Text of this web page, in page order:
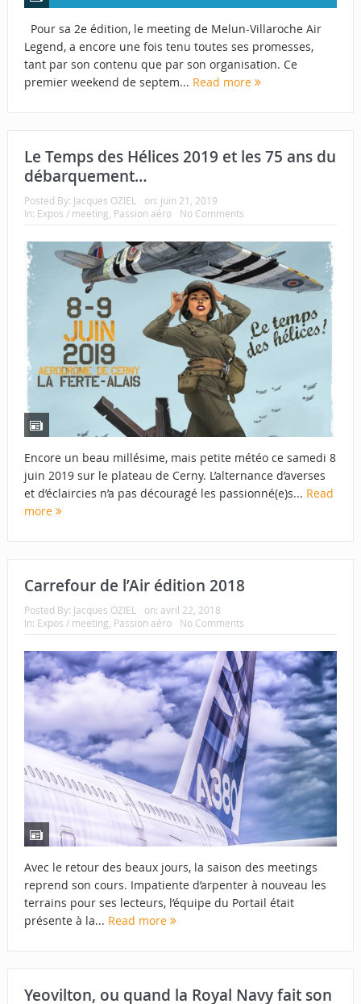
Pour sa 2e édition, le meeting de Melun-Villaroche Air
Legend, a encore une fois tenu toutes ses promesses,
tant par son contenu que par son organisation. Ce
premier weekend de septem... Read more
Le Temps des Hélices 2019 et les 75 ans du
débarquement…
Posted By: Jacques OZIEL on: juin 21, 2019
In: Expos / meeting Passion aéro No Comments
Encore un beau millésime, mais petite météo ce samedi 8
juin 2019 sur le plateau de Cerny. L’alternance d’averses
et d’éclaircies n’a pas découragé les passionné(e)s... Read
more
Carrefour de l’Air édition 2018
Posted By: Jacques OZIEL on: avril 22, 2018
In: Expos / meeting Passion aéro No Comments
Avec le retour des beaux jours, la saison des meetings
reprend son cours. Impatiente d’arpenter à nouveau les
terrains pour ses lecteurs, l’équipe du Portail était
présente à la... Read more
Yeovilton, ou quand la Royal Navy fait son